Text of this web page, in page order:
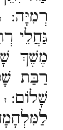
רְמִיָּה:
גַּחֲלֵי
מֶשֶׁךְ
רַבַּת
שָׁלוֹם:ז